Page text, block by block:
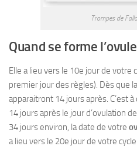
Trompes de
Quand se forme
Elle a lieu vers le 10e jour de votre
premier jour des règles). Dès que
apparaitront 14 jours après. C’est
14 jours après le jour d’ovulation
34 jours environ, la date de votre
a lieu vers le 20e jour de votre